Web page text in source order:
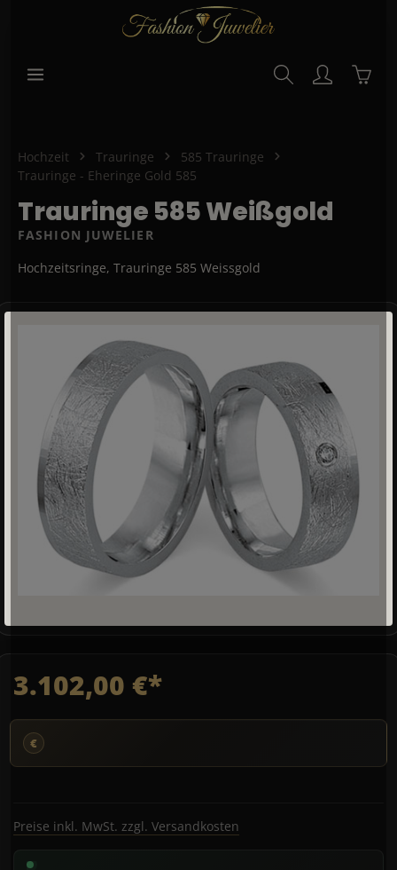
Hochzeit Trauringe
585 Trauringe
Trauringe - Eheringe Gold 585
Trauringe 585 Weißgold
FASHION JUWELIER
Hochzeitsringe, Trauringe 585 Weissgold
Bildergalerie überspringen
3.102,00 €*
Preise inkl. MwSt. zzgl. Versandkosten